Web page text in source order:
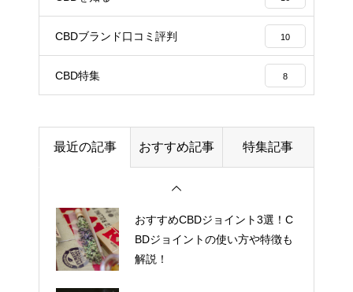
CBDブランド口コミ評判 10
CBD特集 8
最近の記事 おすすめ記事 特集記事
｜効果や使い方まで徹底解説！
【2023決定版】CBD電子タバコ
CBDに含まれるテルペンの効果
おすすめCBDジョイント3選！C
BDジョイントの使い方や特徴も
解説！